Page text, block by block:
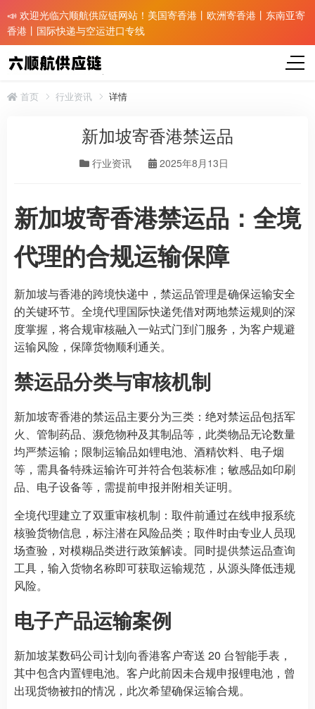
📣 欢迎光临六顺航供应链网站！美国寄香港丨欧洲寄香港丨东南亚寄
香港丨国际快递与空运进口专线
首页 行业资讯 详情
新加坡寄香港禁运品
行业资讯 2025年8月13日
新加坡寄香港禁运品：全境
代理的合规运输保障
新加坡与香港的跨境快递中，禁运品管理是确保运输安全
的关键环节。全境代理国际快递凭借对两地禁运规则的深
度掌握，将合规审核融入一站式门到门服务，为客户规避
运输风险，保障货物顺利通关。
禁运品分类与审核机制
新加坡寄香港的禁运品主要分为三类：绝对禁运品包括军
火、管制药品、濒危物种及其制品等，此类物品无论数量
均严禁运输；限制运输品如锂电池、酒精饮料、电子烟
等，需具备特殊运输许可并符合包装标准；敏感品如印刷
品、电子设备等，需提前申报并附相关证明。
全境代理建立了双重审核机制：取件前通过在线申报系统
核验货物信息，标注潜在风险品类；取件时由专业人员现
场查验，对模糊品类进行政策解读。同时提供禁运品查询
工具，输入货物名称即可获取运输规范，从源头降低违规
风险。
电子产品运输案例
新加坡某数码公司计划向香港客户寄送 20 台智能手表，
其中包含内置锂电池。客户此前因未合规申报锂电池，曾
出现货物被扣的情况，此次希望确保运输合规。